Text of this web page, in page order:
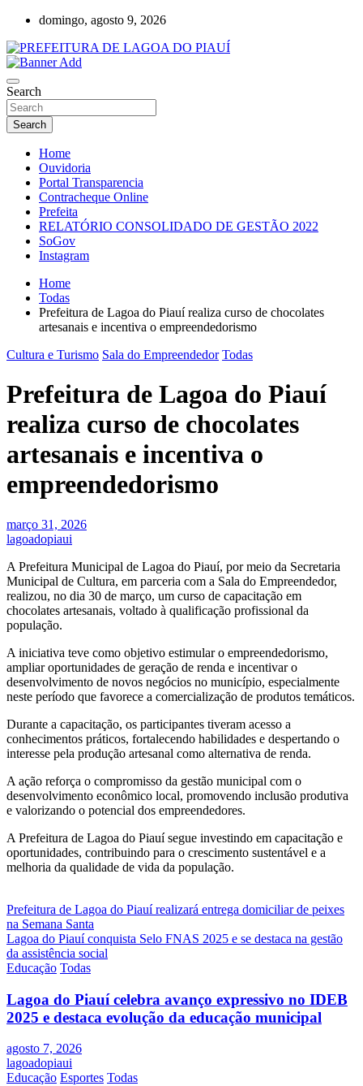
Skip
content
domingo, agosto 9, 2026
PREFEITURA DE LAGOA DO PIAUÍ
Search
Search
Home
Ouvidoria
Portal Transparencia
Contracheque Online
Prefeita
RELATÓRIO CONSOLIDADO DE GESTÃO 2022
SoGov
Instagram
Home
Todas
Prefeitura de Lagoa do Piauí realiza curso de chocolates
artesanais e incentiva o empreendedorismo
Cultura e Turismo Sala do Empreendedor Todas
Prefeitura de Lagoa do Piauí
realiza curso de chocolates
artesanais e incentiva o
empreendedorismo
março 31, 2026
lagoadopiaui
A Prefeitura Municipal de Lagoa do Piauí, por meio da Secretaria
Municipal de Cultura, em parceria com a Sala do Empreendedor,
realizou, no dia 30 de março, um curso de capacitação em
chocolates artesanais, voltado à qualificação profissional da
população.
A iniciativa teve como objetivo estimular o empreendedorismo,
ampliar oportunidades de geração de renda e incentivar o
desenvolvimento de novos negócios no município, especialmente
neste período que favorece a comercialização de produtos temáticos.
Durante a capacitação, os participantes tiveram acesso a
conhecimentos práticos, fortalecendo habilidades e despertando o
interesse pela produção artesanal como alternativa de renda.
A ação reforça o compromisso da gestão municipal com o
desenvolvimento econômico local, promovendo inclusão produtiva
e valorizando o potencial dos empreendedores.
A Prefeitura de Lagoa do Piauí segue investindo em capacitação e
oportunidades, contribuindo para o crescimento sustentável e a
melhoria da qualidade de vida da população.
Navegação
de
Post
Prefeitura de Lagoa do Piauí realizará entrega domiciliar de peixes
na Semana Santa
Lagoa do Piauí conquista Selo FNAS 2025 e se destaca na gestão
da assistência social
Educação Todas
Lagoa do Piauí celebra avanço expressivo no IDEB
2025 e destaca evolução da educação municipal
agosto 7, 2026
lagoadopiaui
Educação Esportes Todas